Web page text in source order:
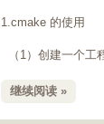
1.cmake 的使用
（ 1）创建一个工
继续阅读 »